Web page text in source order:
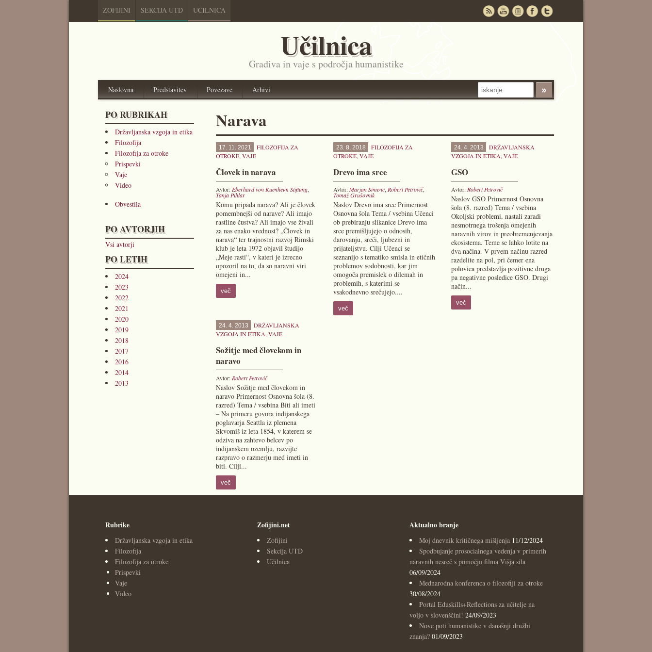
ZOFIJINI SEKCIJA UTD UČILNICA
Učilnica
Gradiva in vaje s področja humanistike
Naslovna Predstavitev Povezave Arhivi
PO RUBRIKAH
Državljanska vzgoja in etika
Filozofija
Filozofija za otroke
Prispevki
Vaje
Video
Obvestila
PO AVTORJIH
Vsi avtorji
PO LETIH
2024
2023
2022
2021
2020
2019
2018
2017
2016
2014
2013
Narava
17. 11. 2021
FILOZOFIJA ZA
OTROKE, VAJE
Človek in narava
Avtor: Eberhard von Kuenheim Stiftung,
Tanja Pihlar
Komu pripada narava? Ali je človek
pomembnejši od narave? Ali imajo
rastline čustva? Ali imajo vse živali
za nas enako vrednost? „Človek in
narava“ ter trajnostni razvoj Rimski
klub je leta 1972 objavil študijo
„Meje rasti“, v kateri je izrecno
opozoril na to, da so naravni viri
omejeni in...
več
23. 8. 2018
FILOZOFIJA ZA
OTROKE, VAJE
Drevo ima srce
Avtor:Marjan Šimenc, Robert Petrovič,
Tomaž Grušovnik
Naslov Drevo ima srce Primernost
Osnovna šola Tema / vsebina Učenci
ob prebiranju slikanice Drevo ima
srce premišljujejo o odnosih,
darovanju, sreči, ljubezni in
prijateljstvu. Cilji Učenci se
seznanijo s tematiko smisla in etičnih
problemov sodobnosti, kar jim
omogoča premislek o dilemah in
problemih, s katerimi se
vsakodnevno srečujejo....
več
24. 4. 2013
DRŽAVLJANSKA
VZGOJA IN ETIKA, VAJE
GSO
Avtor: Robert Petrovič
Naslov GSO Primernost Osnovna
šola (8. razred) Tema / vsebina
Okoljski problemi, nastali zaradi
nesmotrnega trošenja omejenih
naravnih virov in preobremenjevanja
ekosistema. Teme se lahko lotite na
dva načina. V prvem načinu razred
razdelite na pol, pri čemer ena
polovica predstavlja pozitivne druga
pa negativne posledice GSO. Drugi
način...
več
24. 4. 2013
DRŽAVLJANSKA
VZGOJA IN ETIKA, VAJE
Sožitje med človekom in
naravo
Avtor: Robert Petrovič
Naslov Sožitje med človekom in
naravo Primernost Osnovna šola (8.
razred) Tema / vsebina Biti ali imeti
– Na primeru govora indijanskega
poglavarja Seattla iz plemena
Skvomiš iz leta 1854, v katerem se
odziva na zahtevo belcev po
indijanskem ozemlju, razvijte
razpravo o razmerju med imeti in
biti. Cilji...
več
Rubrike
Državljanska vzgoja in etika
Filozofija
Filozofija za otroke
Prispevki
Vaje
Video
Zofijini.net
Zofijini
Sekcija UTD
Učilnica
Aktualno branje
Moj dnevnik kritičnega mišljenja 11/12/2024
Spodbujanje prosocialnega vedenja v primerih
naravnih nesreč s pomočjo filma Višja sila
06/09/2024
Mednarodna konferenca o filozofiji za otroke
30/08/2024
Portal Eduskills+Reflections za učitelje na
voljo v slovenščini! 24/09/2023
Nove poti humanistike v današnji družbi
znanja? 01/09/2023